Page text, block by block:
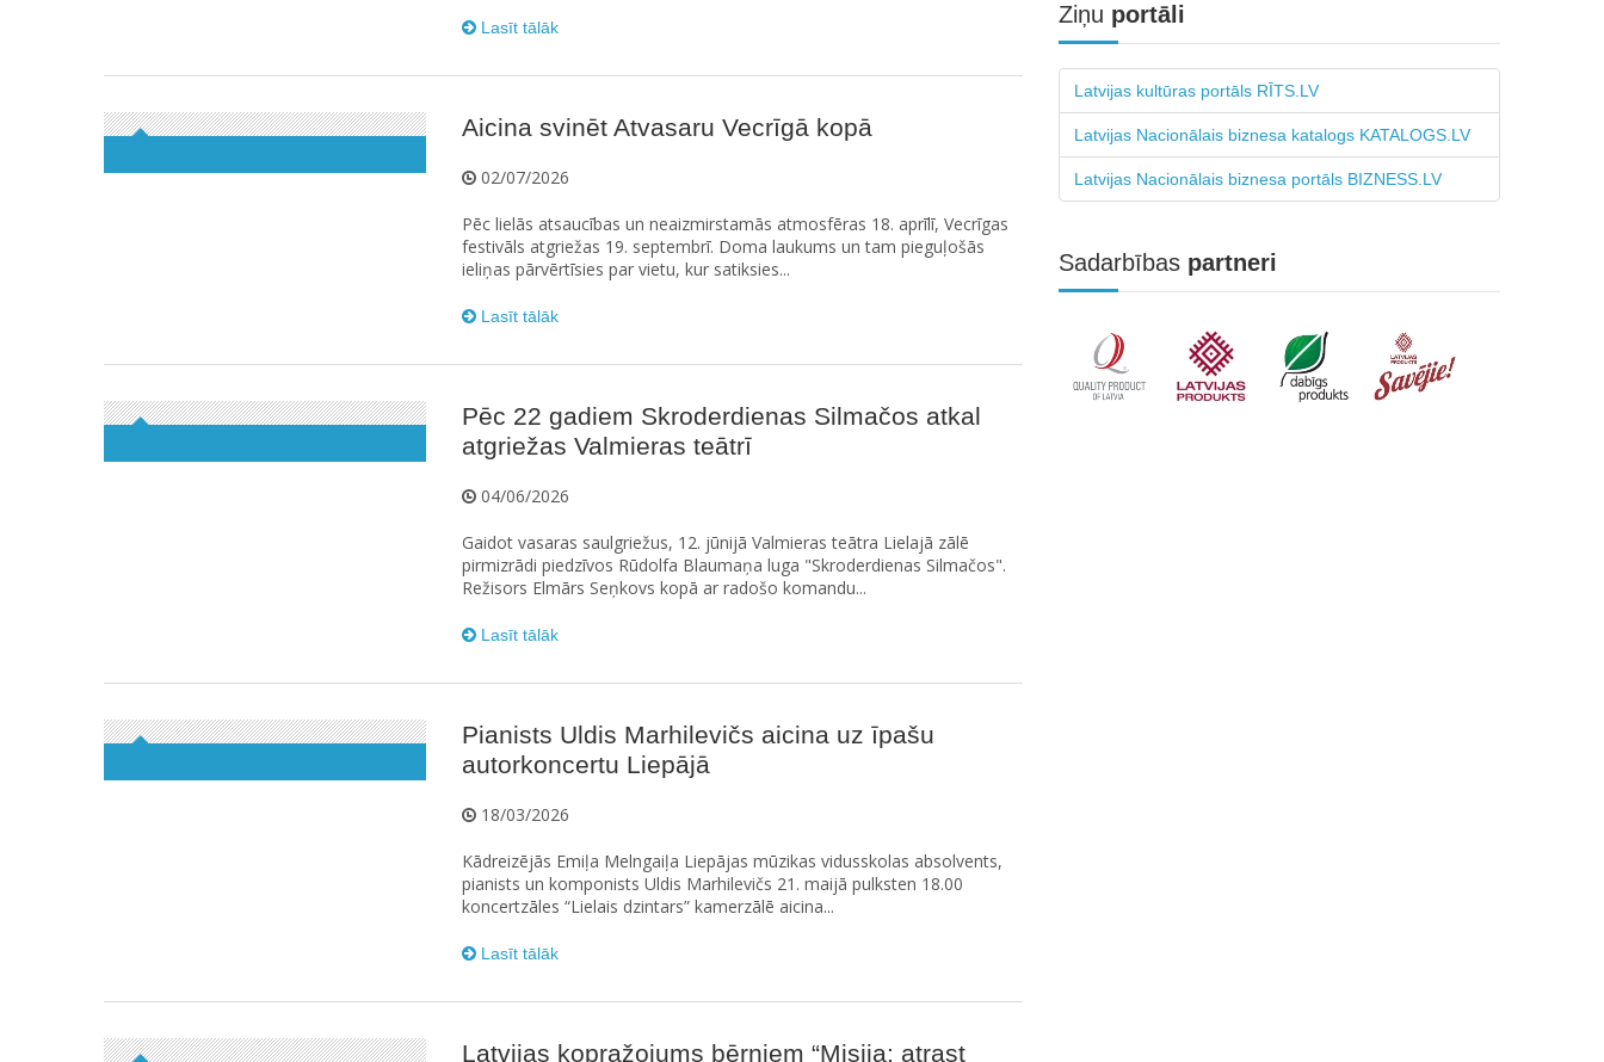
Lasīt tālāk
Aicina svinēt Atvasaru Vecrīgā kopā
02/07/2026
Pēc lielās atsaucības un neaizmirstamās atmosfēras 18. aprīlī, Vecrīgas
festivāls atgriežas 19. septembrī. Doma laukums un tam pieguļošās
ieliņas pārvērtīsies par vietu, kur satiksies...
Lasīt tālāk
Pēc 22 gadiem Skroderdienas Silmačos atkal
atgriežas Valmieras teātrī
04/06/2026
Gaidot vasaras saulgriežus, 12. jūnijā Valmieras teātra Lielajā zālē
pirmizrādi piedzīvos Rūdolfa Blaumaņa luga "Skroderdienas Silmačos".
Režisors Elmārs Seņkovs kopā ar radošo komandu...
Lasīt tālāk
Pianists Uldis Marhilevičs aicina uz īpašu
autorkoncertu Liepājā
18/03/2026
Kādreizējās Emiļa Melngaiļa Liepājas mūzikas vidusskolas absolvents,
pianists un komponists Uldis Marhilevičs 21. maijā pulksten 18.00
koncertzāles “Lielais dzintars” kamerzālē aicina...
Lasīt tālāk
Latvijas kopražojums bērniem “Misija: atrast
Ziņu portāli
Latvijas kultūras portāls RĪTS.LV
Latvijas Nacionālais biznesa katalogs KATALOGS.LV
Latvijas Nacionālais biznesa portāls BIZNESS.LV
Sadarbības partneri